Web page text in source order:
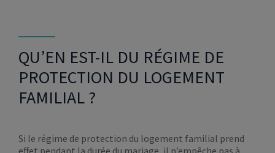
QU’EN EST-IL DU RÉGIME DE
PROTECTION DU LOGEMENT
FAMILIAL ?
Si le régime de protection du logement familial prend
effet pendant la durée du mariage, il n’empêche pas à